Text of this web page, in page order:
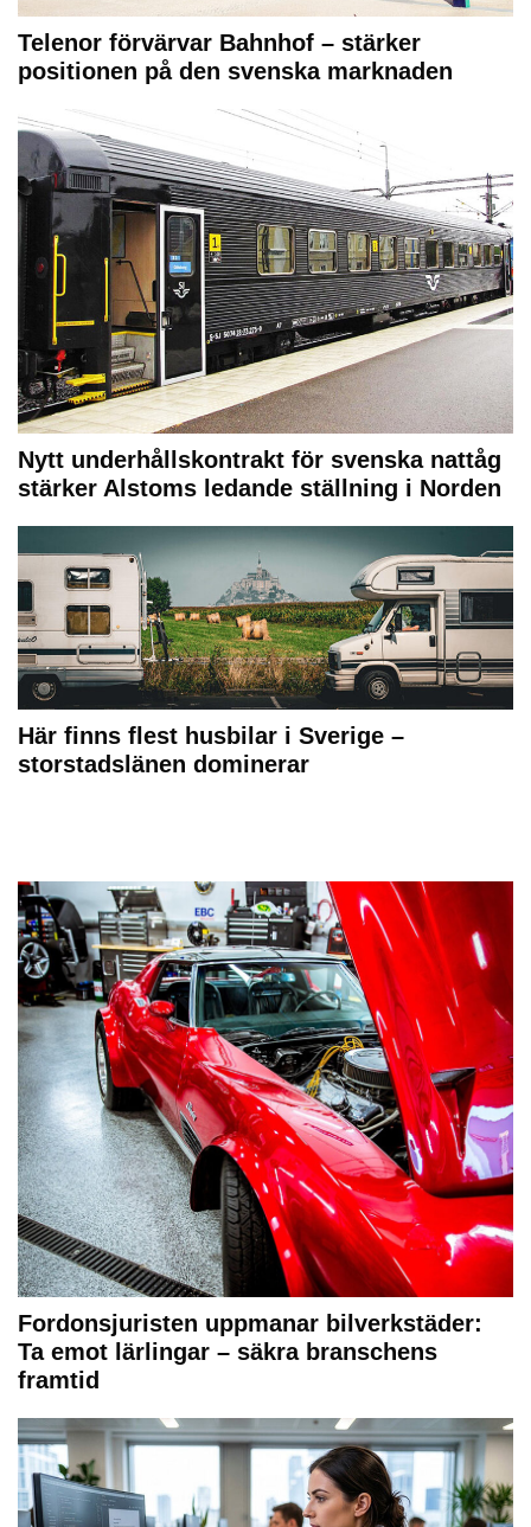
Telenor förvärvar Bahnhof – stärker
positionen på den svenska marknaden
Nytt underhållskontrakt för svenska nattåg
stärker Alstoms ledande ställning i Norden
Här finns flest husbilar i Sverige –
storstadslänen dominerar
Fordonsjuristen uppmanar bilverkstäder:
Ta emot lärlingar – säkra branschens
framtid